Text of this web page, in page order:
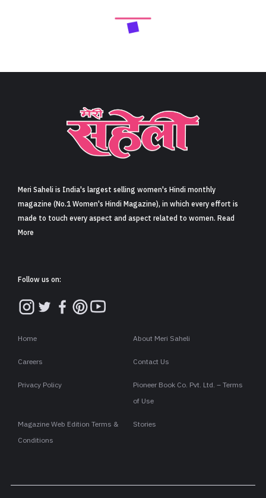
Meri Saheli is India's largest selling women's Hindi monthly
magazine (No.1 Women's Hindi Magazine), in which every effort is
made to touch every aspect and aspect related to women. Read
More
Follow us on:
Home About Meri Saheli
Careers Contact Us
Privacy Policy
Pioneer Book Co. Pvt. Ltd. – Terms
of Use
Magazine Web Edition Terms &
Conditions
Stories